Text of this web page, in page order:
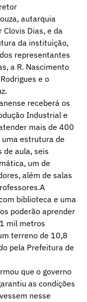
autarquia
Dias, e da
da instituição,
representantes
a R. Nascimento
e o
receberá os
Industrial e
mais de 400
uma estrutura de
de aula, seis
um de
além de salas
biblioteca e uma
poderão aprender
mil metros
terreno de 10,8
pela Prefeitura de
que o governo
as condições
nesse